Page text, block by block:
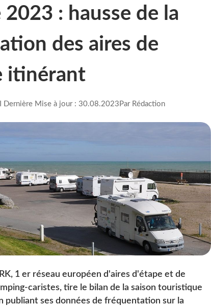
2023 : hausse de la
des aires de
itinérant
Dernière Mise à jour : 30.08.2023 Par Rédaction
1 er réseau européen d'aires d'étape et de
caristes, tire le bilan de la saison touristique
publiant ses données de fréquentation sur la